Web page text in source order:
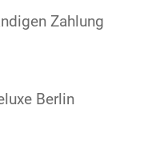
Zahlung
Berlin